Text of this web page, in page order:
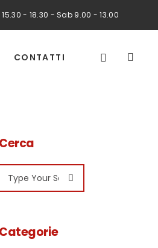
- 18.30 - Sab 9.00 - 13.00
CONTATTI
Cerca
for:
Categorie